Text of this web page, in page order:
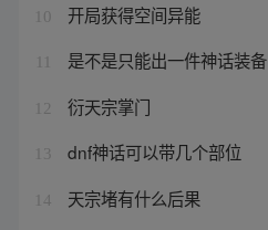
10 开局获得空间异能
是不是只能出一件神话装备
12 衍天宗掌门
13 dnf神话可以带几个部位
14 天宗堵有什么后果